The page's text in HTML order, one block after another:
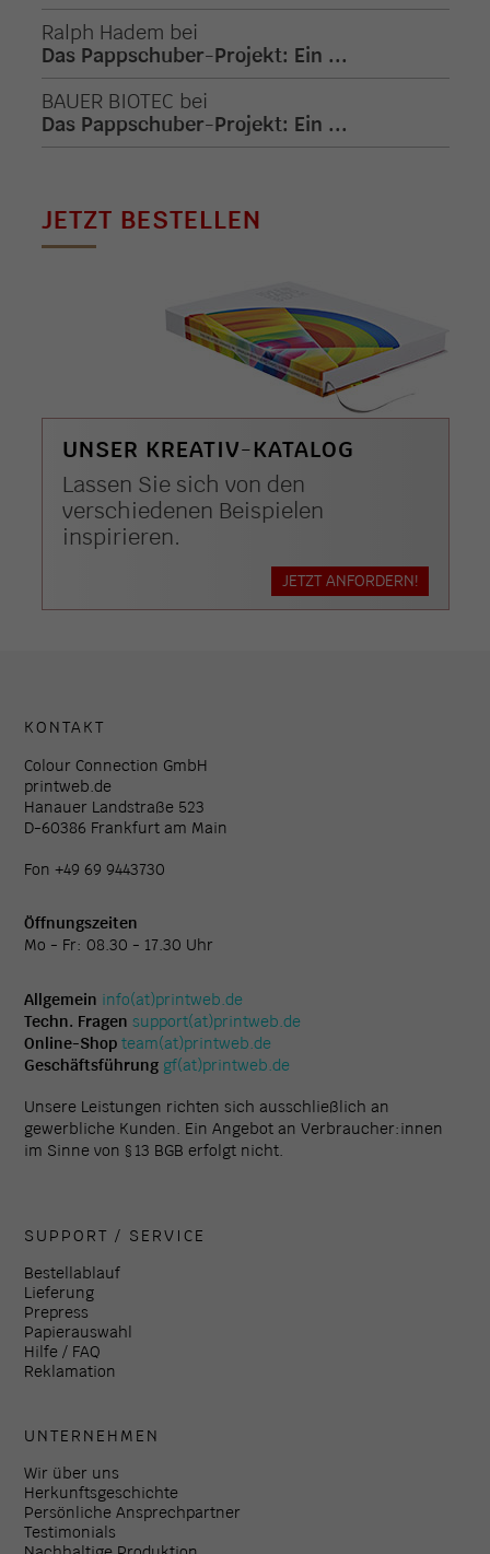
Ralph Hadem bei
Das Pappschuber-Projekt: Ein ...
BAUER BIOTEC bei
Das Pappschuber-Projekt: Ein ...
JETZT BESTELLEN
UNSER KREATIV-KATALOG
Lassen Sie sich von den
verschiedenen Beispielen
inspirieren.
JETZT ANFORDERN!
KONTAKT
Colour Connection GmbH
printweb.de
Hanauer Landstraße 523
D-60386 Frankfurt am Main
Fon +49 69 9443730
Öffnungszeiten
Mo - Fr: 08.30 - 17.30 Uhr
Allgemein info(at)printweb.de
Techn. Fragen support(at)printweb.de
Online-Shop team(at)printweb.de
Geschäftsführung gf(at)printweb.de
Unsere Leistungen richten sich ausschließlich an
gewerbliche Kunden. Ein Angebot an Verbraucher:innen
im Sinne von § 13 BGB erfolgt nicht.
SUPPORT / SERVICE
Bestellablauf
Lieferung
Prepress
Papierauswahl
Hilfe / FAQ
Reklamation
UNTERNEHMEN
Wir über uns
Herkunftsgeschichte
Persönliche Ansprechpartner
Testimonials